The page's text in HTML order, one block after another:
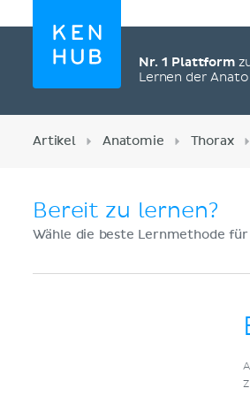
Nr. 1 Plattform
Lernen der
Artikel Anatomie Thorax
Bereit zu lernen?
Wähle die beste Lernmethode für